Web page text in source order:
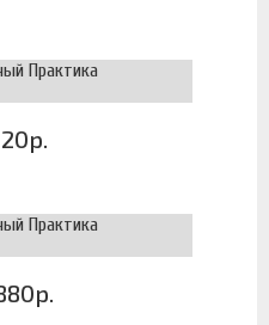
Практика
Практика